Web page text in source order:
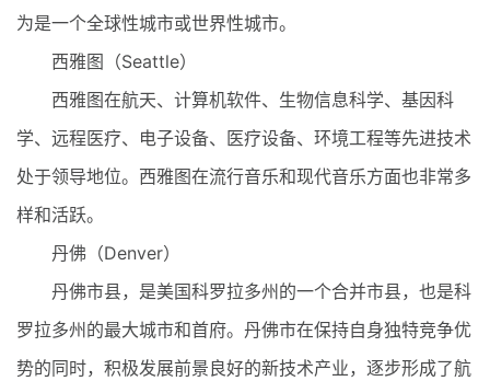
为是一个全球性城市或世界性城市。
西雅图（Seattle）
西雅图在航天、计算机软件、生物信息科学、基因科
学、远程医疗、电子设备、医疗设备、环境工程等先进技术
处于领导地位。西雅图在流行音乐和现代音乐方面也非常多
样和活跃。
丹佛（Denver）
丹佛市县，是美国科罗拉多州的一个合并市县，也是科
罗拉多州的最大城市和首府。丹佛市在保持自身独特竞争优
势的同时，积极发展前景良好的新技术产业，逐步形成了航